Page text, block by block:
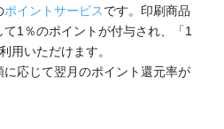
ポイントサービスです。印刷商品
1％のポイントが付与され、「1
用いただけます。
応じて翌月のポイント還元率が